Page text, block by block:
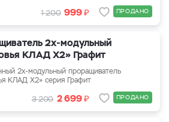
1 200 999₽ ПРОДАНО
2х-модульный
КЛАД Х2» Графит
2х-модульный проращиватель
КЛАД Х2» серия Графит
3 200 2 699₽ ПРОДАНО